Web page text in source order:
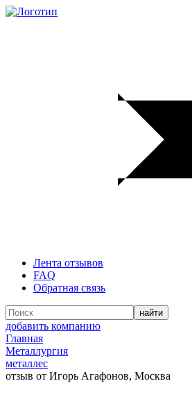
Лента отзывов
FAQ
Обратная связь
добавить компанию
Главная
Металлургия
металлес
отзыв от Игорь Агафонов, Москва